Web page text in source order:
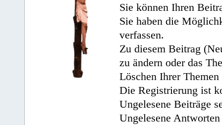
Sie können Ihren
Sie haben die
verfassen.
Zu diesem Beitrag
zu ändern oder das
Löschen Ihrer
Die Registrierung ist
Ungelesene Beiträge
Ungelesene